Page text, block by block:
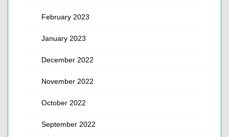
February 2023
January 2023
December 2022
November 2022
October 2022
September 2022